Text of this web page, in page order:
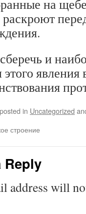
на
и
этого
in Uncategorized
строение
Reply
address will